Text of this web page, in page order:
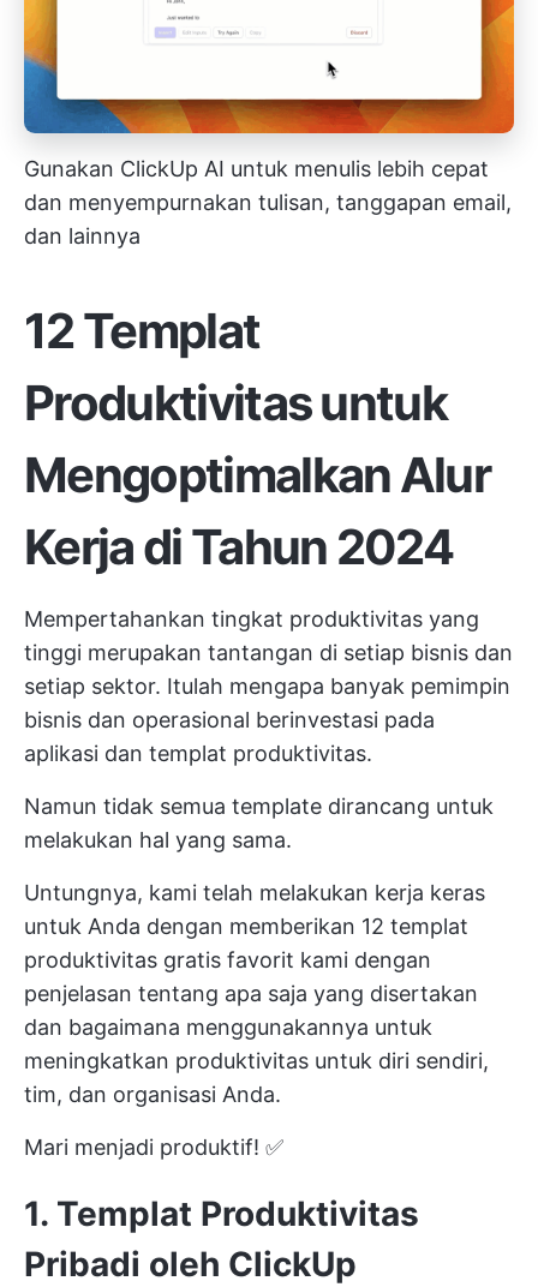
Gunakan ClickUp AI untuk menulis lebih cepat
dan menyempurnakan tulisan, tanggapan email,
dan lainnya
12 Templat
Produktivitas untuk
Mengoptimalkan Alur
Kerja di Tahun 2024
Mempertahankan tingkat produktivitas yang
tinggi merupakan tantangan di setiap bisnis dan
setiap sektor. Itulah mengapa banyak pemimpin
bisnis dan operasional berinvestasi pada
aplikasi dan templat produktivitas.
Namun tidak semua template dirancang untuk
melakukan hal yang sama.
Untungnya, kami telah melakukan kerja keras
untuk Anda dengan memberikan 12 templat
produktivitas gratis favorit kami dengan
penjelasan tentang apa saja yang disertakan
dan bagaimana menggunakannya untuk
meningkatkan produktivitas untuk diri sendiri,
tim, dan organisasi Anda.
Mari menjadi produktif! ✅
1. Templat Produktivitas
Pribadi oleh ClickUp